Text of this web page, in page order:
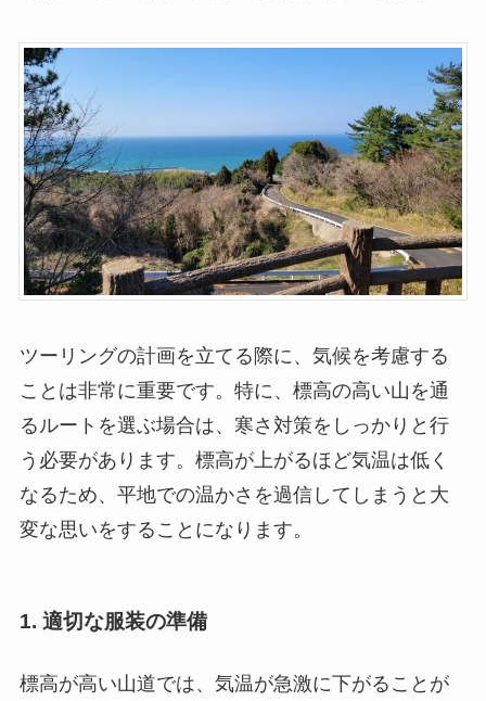
ツーリングの計画を立てる際に、気候を考慮する
ことは非常に重要です。特に、標高の高い山を通
るルートを選ぶ場合は、寒さ対策をしっかりと行
う必要があります。標高が上がるほど気温は低く
なるため、平地での温かさを過信してしまうと大
変な思いをすることになります。
1. 適切な服装の準備
標高が高い山道では、気温が急激に下がることが